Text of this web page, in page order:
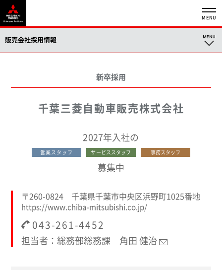
MENU
販売会社採用情報
新卒採用
千葉三菱自動車販売株式会社
2027年入社の
営業スタッフ サービススタッフ 事務スタッフ
募集中
〒260-0824 千葉県千葉市中央区浜野町1025番地
https://www.chiba-mitsubishi.co.jp/
043-261-4452
担当者：総務部総務課 角田 健治